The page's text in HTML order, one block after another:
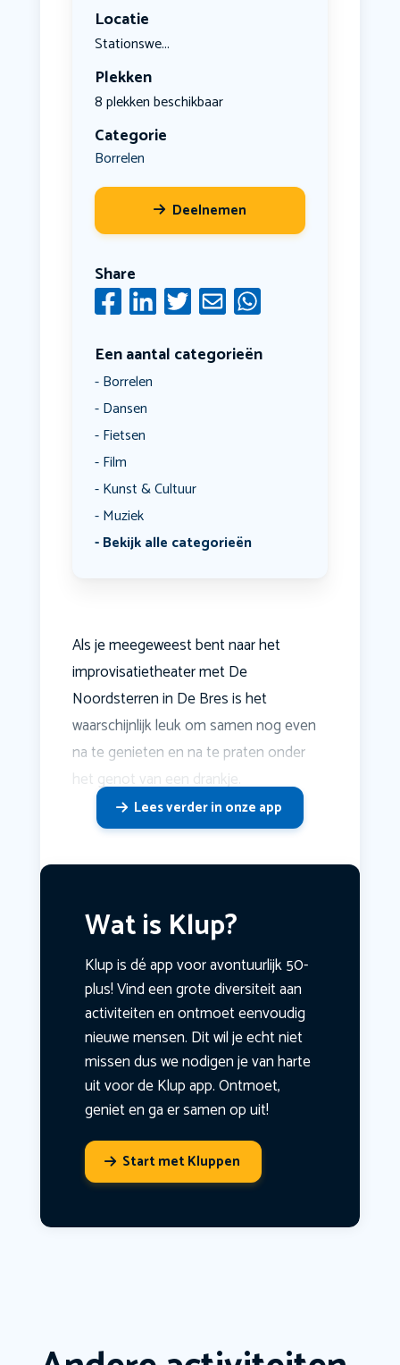
Locatie
Stationswe...
Plekken
8 plekken beschikbaar
Categorie
Borrelen
Deelnemen
Share
Een aantal categorieën
Borrelen
Dansen
Fietsen
Film
Kunst & Cultuur
Muziek
Bekijk alle categorieën
Als je meegeweest bent naar het
improvisatietheater met De
Noordsterren in De Bres is het
waarschijnlijk leuk om samen nog even
na te genieten en na te praten onder
het genot van een drankje.
Lees verder in onze app
Wat is Klup?
Klup is dé app voor avontuurlijk 50-
plus! Vind een grote diversiteit aan
activiteiten en ontmoet eenvoudig
nieuwe mensen. Dit wil je echt niet
missen dus we nodigen je van harte
uit voor de Klup app. Ontmoet,
geniet en ga er samen op uit!
Start met Kluppen